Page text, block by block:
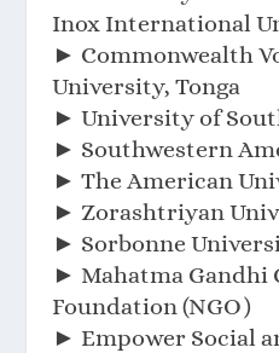
Inox International
► Commonwealth
University, Tonga
► University of
► Southwestern
► The American
► Zorashtriyan
► Sorbonne
► Mahatma Gandhi
Foundation (NGO)
► Empower Social